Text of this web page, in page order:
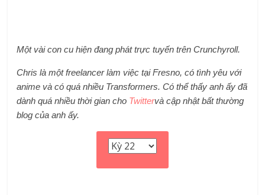
Một vài con cu hiện đang phát trực tuyến trên Crunchyroll.
Chris là một freelancer làm việc tại Fresno, có tình yêu với
anime và có quá nhiều Transformers. Có thể thấy anh ấy đã
dành quá nhiều thời gian cho Twittervà cập nhật bất thường
blog của anh ấy.